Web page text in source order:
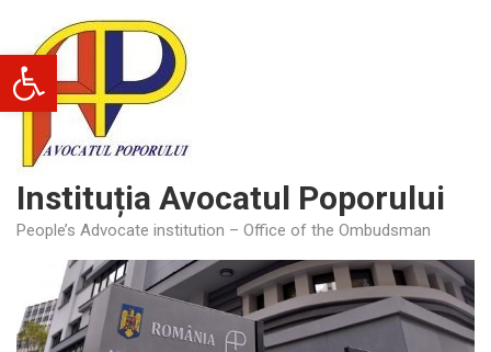
Deschide bara de unelte
content
Instituția Avocatul Poporului
People’s Advocate institution – Office of the Ombudsman